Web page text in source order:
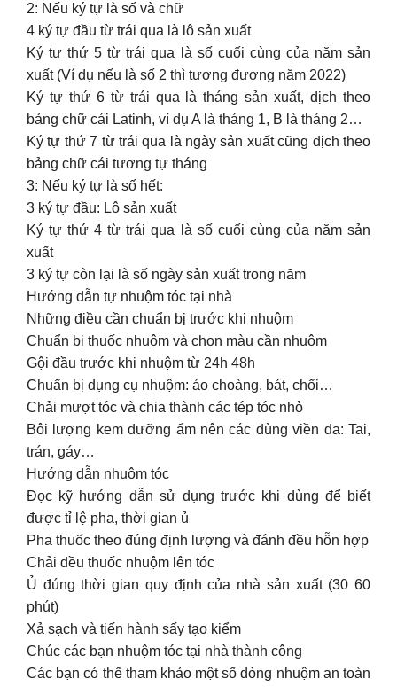
2: Nếu ký tự là số và chữ
4 ký tự đầu từ trái qua là lô sản xuất
Ký tự thứ 5 từ trái qua là số cuối cùng của năm sản
xuất (Ví dụ nếu là số 2 thì tương đương năm 2022)
Ký tự thứ 6 từ trái qua là tháng sản xuất, dịch theo
bảng chữ cái Latinh, ví dụ A là tháng 1, B là tháng 2…
Ký tự thứ 7 từ trái qua là ngày sản xuất cũng dịch theo
bảng chữ cái tương tự tháng
3: Nếu ký tự là số hết:
3 ký tự đầu: Lô sản xuất
Ký tự thứ 4 từ trái qua là số cuối cùng của năm sản
xuất
3 ký tự còn lại là số ngày sản xuất trong năm
Hướng dẫn tự nhuộm tóc tại nhà
Những điều cần chuẩn bị trước khi nhuộm
Chuẩn bị thuốc nhuộm và chọn màu cần nhuộm
Gội đầu trước khi nhuộm từ 24h 48h
Chuẩn bị dụng cụ nhuộm: áo choàng, bát, chổi…
Chải mượt tóc và chia thành các tép tóc nhỏ
Bôi lượng kem dưỡng ẩm nên các dùng viền da: Tai,
trán, gáy…
Hướng dẫn nhuộm tóc
Đọc kỹ hướng dẫn sử dụng trước khi dùng để biết
được tỉ lệ pha, thời gian ủ
Pha thuốc theo đúng định lượng và đánh đều hỗn hợp
Chải đều thuốc nhuộm lên tóc
Ủ đúng thời gian quy định của nhà sản xuất (30 60
phút)
Xả sạch và tiến hành sấy tạo kiểm
Chúc các bạn nhuộm tóc tại nhà thành công
Các bạn có thể tham khảo một số dòng nhuộm an toàn